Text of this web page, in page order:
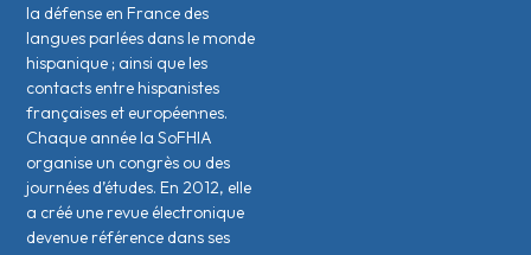
la défense en France des
langues parlées dans le monde
hispanique ; ainsi que les
contacts entre hispanistes
français·es et européen·nes.
Chaque année la SoFHIA
organise un congrès ou des
journées d’études. En 2012, elle
a créé une revue électronique
devenue référence dans ses